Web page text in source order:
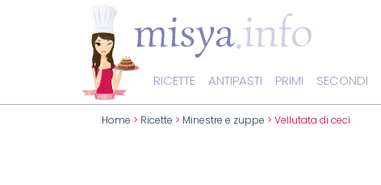
RICETTE ANTIPASTI PRIMI SECONDI
Home > Ricette > Minestre e zuppe > Vellutata di ceci